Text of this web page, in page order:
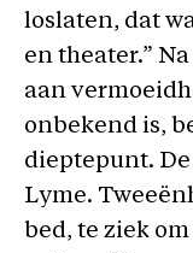
loslaten, dat
en theater.”
aan
onbekend is,
dieptepunt.
Lyme.
bed, te ziek